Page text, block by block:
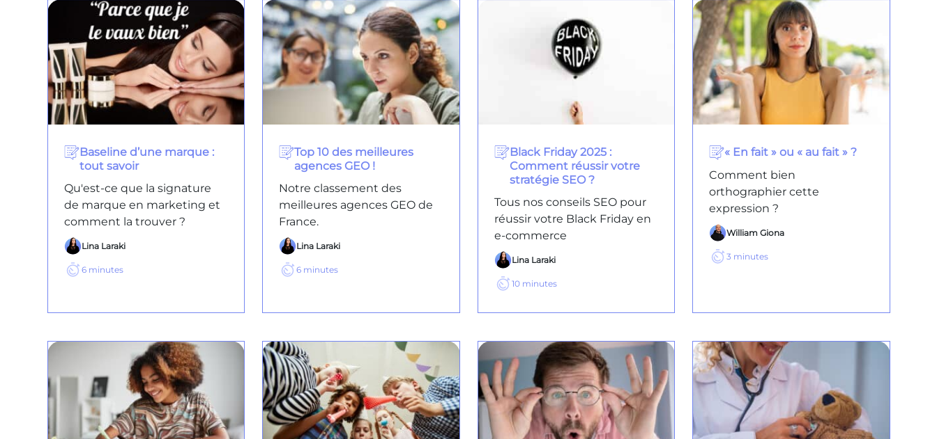
Baseline d’une marque :
tout savoir
Qu'est-ce que la signature
de marque en marketing et
comment la trouver ?
Lina Laraki
6 minutes
Top 10 des meilleures
agences GEO !
Notre classement des
meilleures agences GEO de
France.
Lina Laraki
6 minutes
Black Friday 2025 :
Comment réussir votre
stratégie SEO ?
Tous nos conseils SEO pour
réussir votre Black Friday en
e-commerce
Lina Laraki
10 minutes
« En fait » ou « au fait » ?
Comment bien
orthographier cette
expression ?
William Giona
3 minutes